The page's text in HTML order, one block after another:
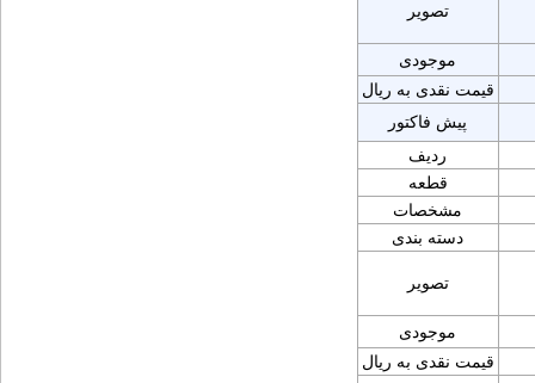
تصویر
موجودی
قیمت نقدی به ریال
پیش فاکتور
ردیف
قطعه
مشخصات
دسته بندی
تصویر
موجودی
قیمت نقدی به ریال